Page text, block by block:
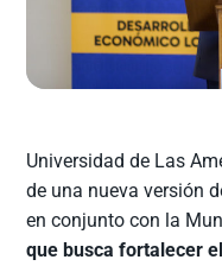
Universidad de Las
de una nueva versión
en conjunto con la
que busca fortalecer